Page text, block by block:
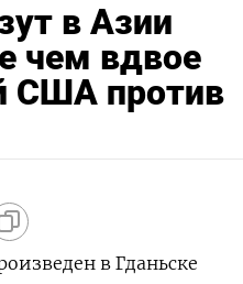
в Азии
чем вдвое
США против
в Гданьске